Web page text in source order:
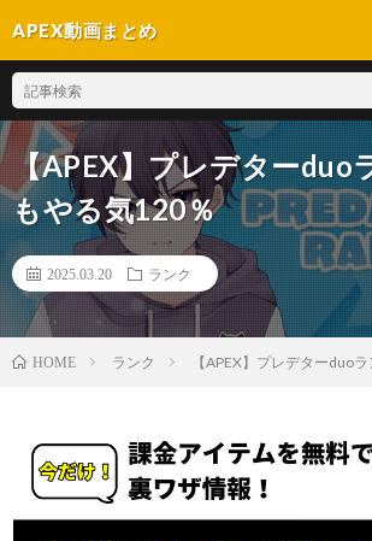
APEX動画まとめ
【APEX】プレデターduo
もやる気120％
2025.03.20 ランク
HOME ランク 【APEX】プレデターduo